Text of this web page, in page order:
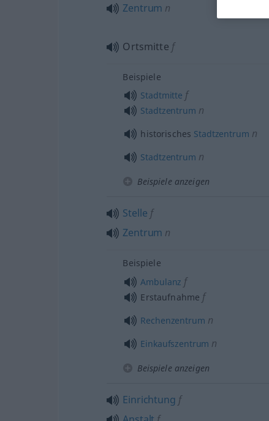
Zentrum n
Ortsmitte f
Beispiele
Stadtmitte f
Stadtzentrum n
historisches Stadtzentrum n
Stadtzentrum n
Beispiele anzeigen
Stelle f
Zentrum n
Beispiele
Ambulanz f
Erstaufnahme f
Rechenzentrum n
Einkaufszentrum n
Beispiele anzeigen
Einrichtung f